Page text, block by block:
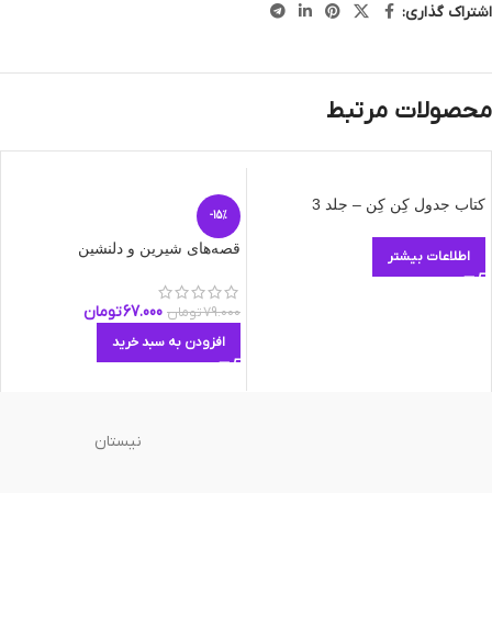
اشتراک گذاری:
محصولات مرتبط
کتاب جدول کِن کِن – جلد 3
اطلاعات بیشتر
-15%
قصه‌های شیرین و دلنشین
79.000تومان 67.000تومان
افزودن به سبد خرید
نیستان